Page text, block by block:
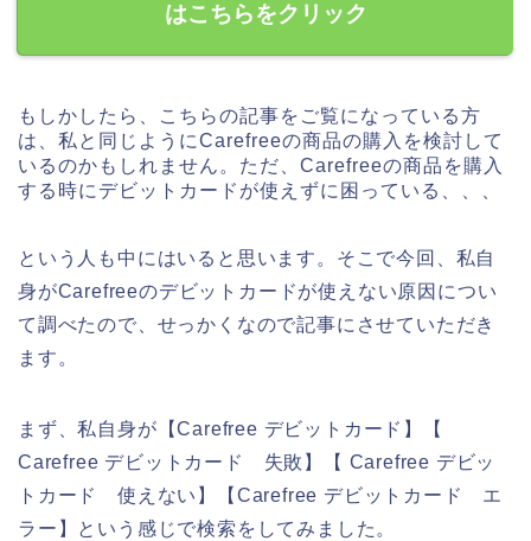
はこちらをクリック
もしかしたら、こちらの記事をご覧になっている方
は、私と同じようにCarefreeの商品の購入を検討して
いるのかもしれません。ただ、Carefreeの商品を購入
する時にデビットカードが使えずに困っている、、、
という人も中にはいると思います。そこで今回、私自
身がCarefreeのデビットカードが使えない原因につい
て調べたので、せっかくなので記事にさせていただき
ます。
まず、私自身が【Carefree デビットカード】【
Carefree デビットカード 失敗】【 Carefree デビッ
トカード 使えない】【Carefree デビットカード エ
ラー】という感じで検索をしてみました。